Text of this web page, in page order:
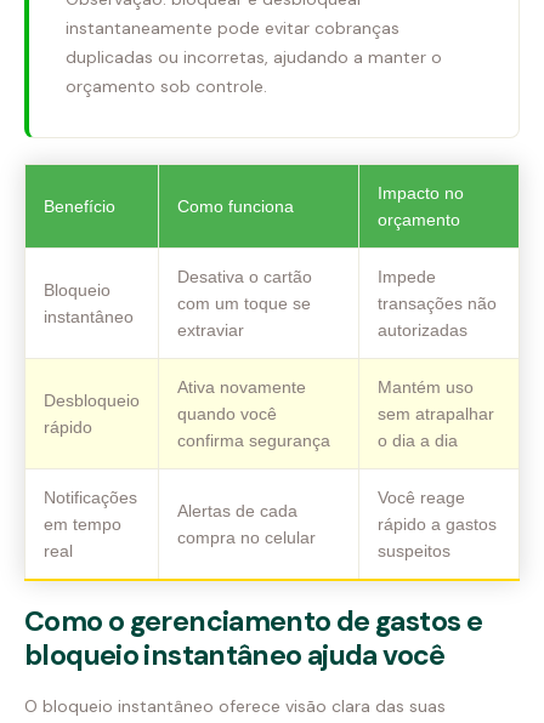
instantaneamente pode evitar cobranças
duplicadas ou incorretas, ajudando a manter o
orçamento sob controle.
Benefício Como funciona
Impacto no
orçamento
Bloqueio
instantâneo
Desativa o cartão
com um toque se
extraviar
Impede
transações não
autorizadas
Desbloqueio
rápido
Ativa novamente
quando você
confirma segurança
Mantém uso
sem atrapalhar
o dia a dia
Notificações
em tempo
real
Alertas de cada
compra no celular
Você reage
rápido a gastos
suspeitos
Como o gerenciamento de gastos e
bloqueio instantâneo ajuda você
O bloqueio instantâneo oferece visão clara das suas